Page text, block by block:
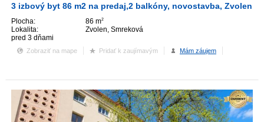
3 izbový byt 86 m2 na predaj,2 balkóny, novostavba, Zvolen
Plocha: 86 m2
Lokalita:
Zvolen, Smreková
pred 3 dňami
Zobraziť na mape Pridať k zaujímavým Mám záujem